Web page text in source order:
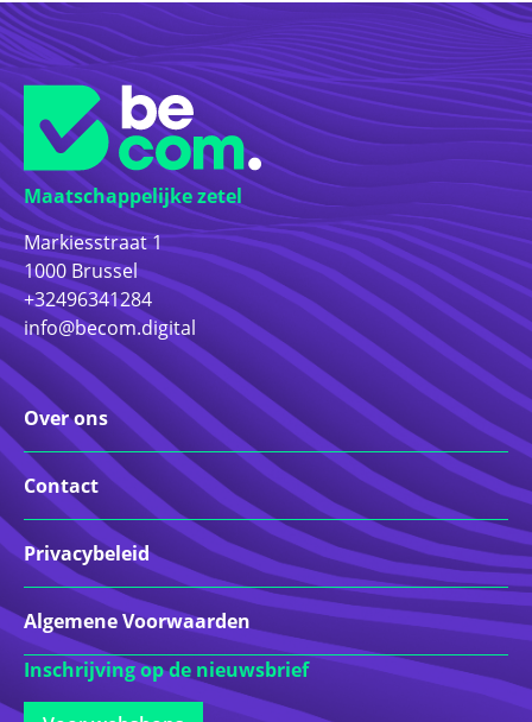
Maatschappelijke zetel
Markiesstraat 1
1000 Brussel
+32496341284
info@becom.digital
Over ons
Contact
Privacybeleid
Algemene Voorwaarden
Inschrijving op de nieuwsbrief